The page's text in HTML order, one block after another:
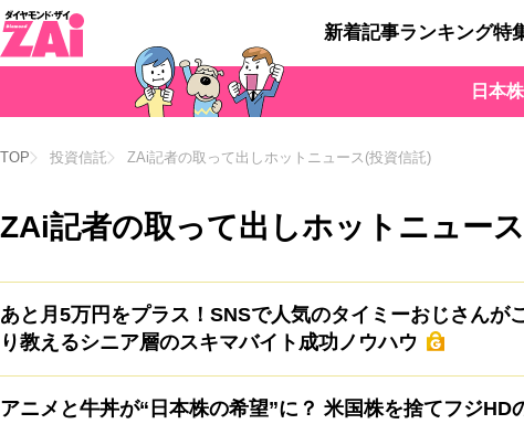
新着記事ランキング特
日本株
TOP 投資信託 ZAi記者の取って出しホットニュース(投資信託)
ZAi記者の取って出しホットニュー
あと月5万円をプラス！SNSで人気のタイミーおじさんが
り教えるシニア層のスキマバイト成功ノウハウ
アニメと牛丼が“日本株の希望”に？ 米国株を捨てフジHD